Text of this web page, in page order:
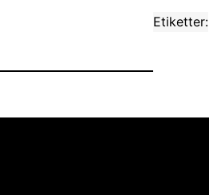
Etiketter: